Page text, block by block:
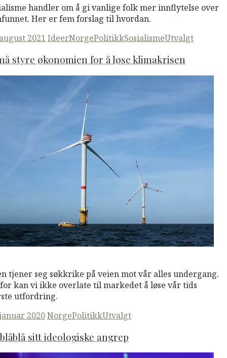
handler om å gi vanlige folk mer innflytelse over
Her er fem forslag til hvordan.
2021 IdeerNorgePolitikkSosialismeUtvalgt
styre økonomien for å løse klimakrisen
tjener seg søkkrike på veien mot vår alles undergang.
kan vi ikke overlate til markedet å løse vår tids
utfordring.
2020NorgePolitikkUtvalgt
sitt ideologiske angrep